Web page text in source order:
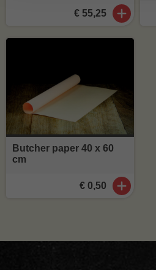
€ 55,25
Butcher paper 40 x 60
cm
€ 0,50